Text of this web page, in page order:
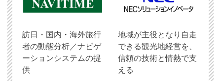
訪日・国内・海外旅行
者の動態分析／ナビゲ
ーションシステムの提
供
地域が主役となり自走
できる観光地経営を、
信頼の技術と情熱で支
える